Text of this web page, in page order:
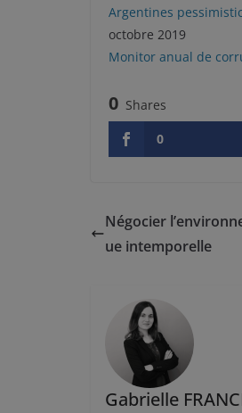
Argentines
octobre 2019
Monitor anual de
0 Shares
0
Négocier
ue intemporelle
Gabrielle